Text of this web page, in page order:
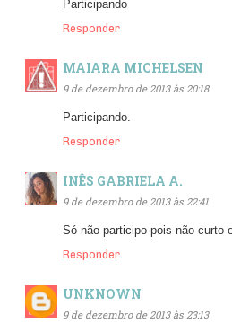
Participando
Responder
MAIARA MICHELSEN
9 de dezembro de 2013 às 20:18
Participando.
Responder
INÊS GABRIELA A.
9 de dezembro de 2013 às 22:41
Só não participo pois não curto
Responder
UNKNOWN
9 de dezembro de 2013 às 23:13